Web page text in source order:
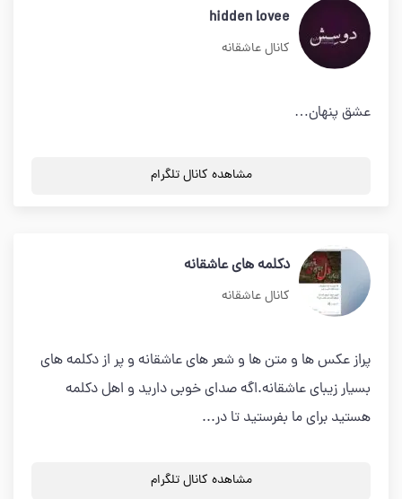
hidden lovee
کانال عاشقانه
عشق پنهان…
مشاهده کانال تلگرام
دکلمه های عاشقانه
کانال عاشقانه
پراز عکس ها و متن ها و شعر های عاشقانه و پر از دکلمه های
بسیار زیبای عاشقانه.اگه صدای خوبی دارید و اهل دکلمه
هستید برای ما بفرستید تا در...
مشاهده کانال تلگرام